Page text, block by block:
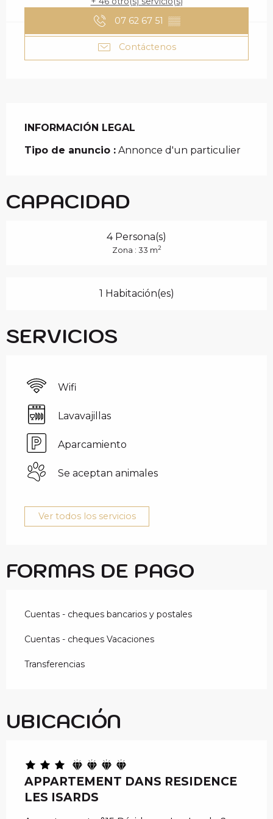
07 62 67 51 ▒▒
Contáctenos
INFORMACIÓN LEGAL
INFORMACIÓN LEGAL
Tipo de anuncio : Annonce d'un particulier
CAPACIDAD
4 Persona(s)
Zona : 33 m2
1 Habitación(es)
SERVICIOS
Wifi
Lavavajillas
Aparcamiento
Se aceptan animales
Ver todos los servicios
FORMAS DE PAGO
Cuentas - cheques bancarios y postales
Cuentas - cheques Vacaciones
Transferencias
UBICACIÓN
APPARTEMENT DANS RESIDENCE
LES ISARDS